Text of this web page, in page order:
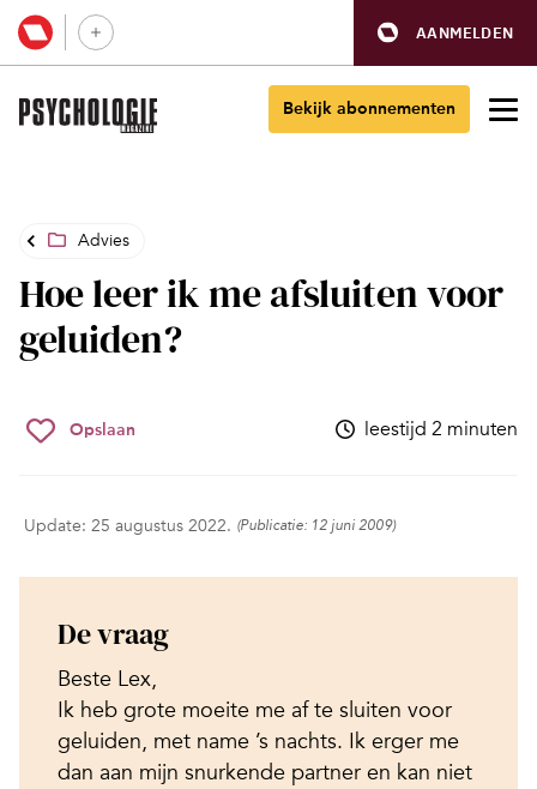
AANMELDEN
Bekijk abonnementen
Advies
Hoe leer ik me afsluiten voor
geluiden?
Opslaan leestijd 2 minuten
Update: 25 augustus 2022. (Publicatie: 12 juni 2009)
De vraag
Beste Lex,
Ik heb grote moeite me af te sluiten voor
geluiden, met name ’s nachts. Ik erger me
dan aan mijn snurkende partner en kan niet